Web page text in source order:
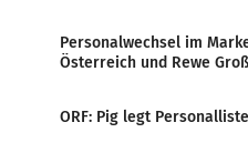
Personalwechsel im
Österreich und Rewe
ORF: Pig legt